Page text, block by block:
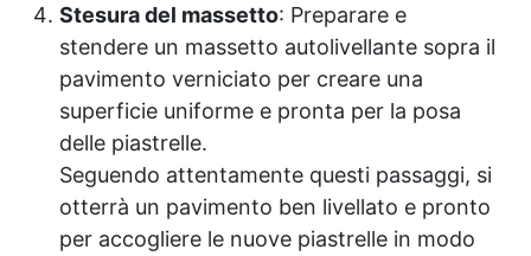
Stesura del massetto: Preparare e
stendere un massetto autolivellante sopra il
pavimento verniciato per creare una
superficie uniforme e pronta per la posa
delle piastrelle.
Seguendo attentamente questi passaggi, si
otterrà un pavimento ben livellato e pronto
per accogliere le nuove piastrelle in modo